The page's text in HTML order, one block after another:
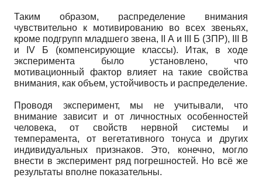
Таким образом, распределение внимания
чувствительно к мотивированию во всех звеньях,
кроме подгрупп младшего звена, II А и III Б (ЗПР), III В
и IV Б (компенсирующие классы). Итак, в ходе
эксперимента было установлено, что
мотивационный фактор влияет на такие свойства
внимания, как объем, устойчивость и распределение.
Проводя эксперимент, мы не учитывали, что
внимание зависит и от личностных особенностей
человека, от свойств нервной системы и
темперамента, от вегетативного тонуса и других
индивидуальных признаков. Это, конечно, могло
внести в эксперимент ряд погрешностей. Но всё же
результаты вполне показательны.